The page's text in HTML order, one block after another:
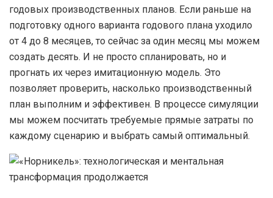
годовых производственных планов. Если раньше на
подготовку одного варианта годового плана уходило
от 4 до 8 месяцев, то сейчас за один месяц мы можем
создать десять. И не просто спланировать, но и
прогнать их через имитационную модель. Это
позволяет проверить, насколько производственный
план выполним и эффективен. В процессе симуляции
мы можем посчитать требуемые прямые затраты по
каждому сценарию и выбрать самый оптимальный.